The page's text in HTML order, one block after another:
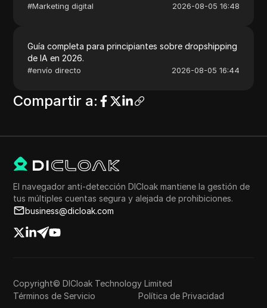
#Marketing digital 2026-08-05 16:48
Guía completa para principiantes sobre dropshipping
de IA en 2026.
#envío directo 2026-08-05 16:44
Compartir a:
El navegador anti-detección DICloak mantiene la gestión de
tus múltiples cuentas segura y alejada de prohibiciones.
business@dicloak.com
Copyright© DICloak Technology Limited
Términos de Servicio
Política de Privacidad